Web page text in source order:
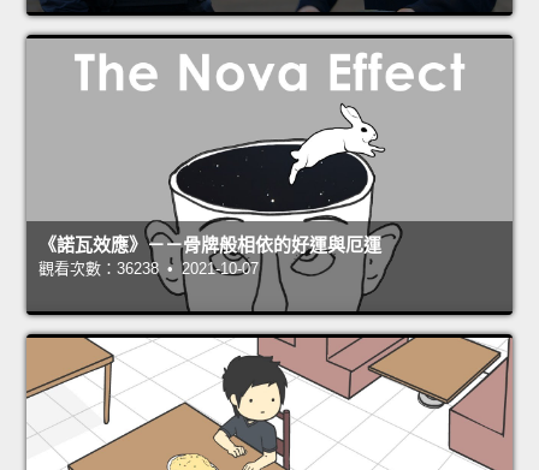
《諾瓦效應》－－骨牌般相依的好運與厄運
觀看次數：36238 • 2021-10-07